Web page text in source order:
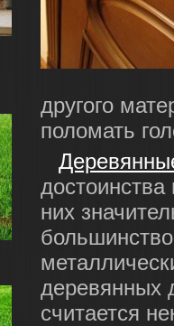
другого
поломать
них
деревянных
считается